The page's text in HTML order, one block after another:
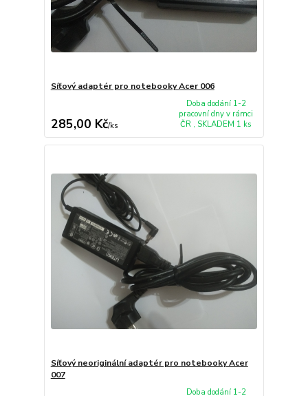
Síťový adaptér pro notebooky Acer 006
285,00 Kč/ks
Doba dodání 1-2
pracovní dny v rámci
ČR , SKLADEM 1 ks
Síťový neoriginální adaptér pro notebooky Acer
007
Doba dodání 1-2